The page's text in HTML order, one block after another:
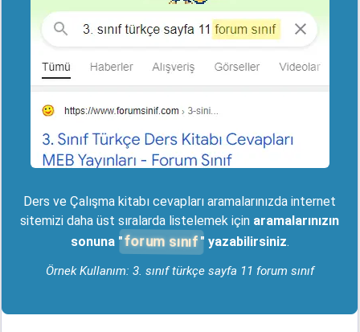
Ders ve Çalışma kitabı cevapları aramalarınızda internet
sitemizi daha üst sıralarda listelemek için aramalarınızın
sonuna " forum sınıf " yazabilirsiniz.
Örnek Kullanım: 3. sınıf türkçe sayfa 11 forum sınıf